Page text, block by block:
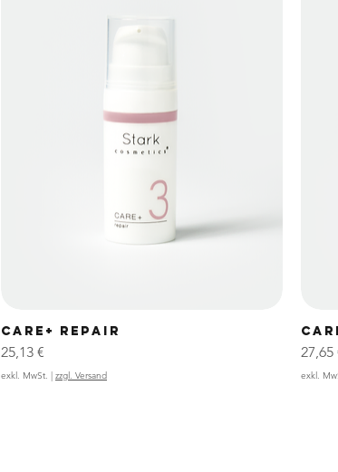
CARE+ REPAIR
Preis
25,13 €
exkl. MwSt. zzgl. Versand
Preis
27,65
exkl.